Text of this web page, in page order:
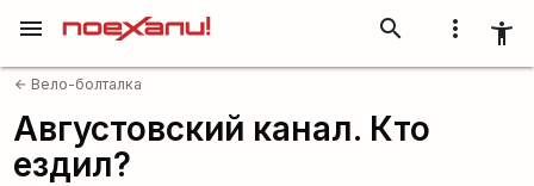
more_vert accessibility_new
search
menu
arrow_back Вело-болталка
Августовский канал. Кто
ездил?